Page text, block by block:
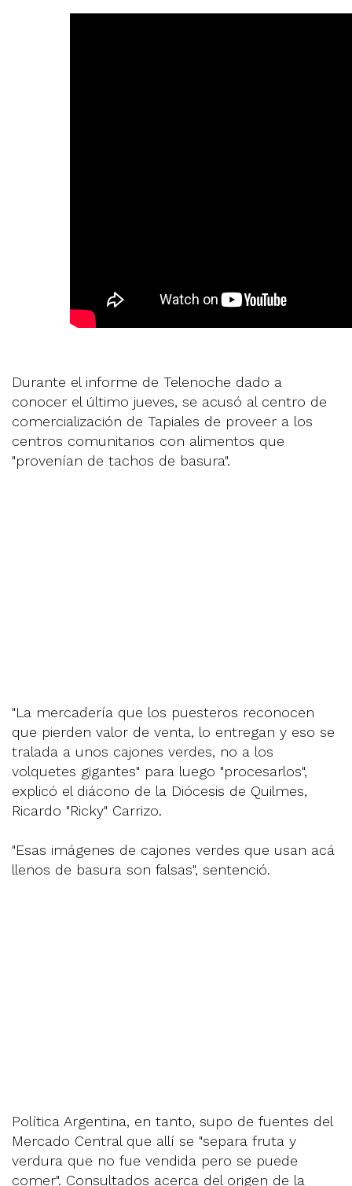
Durante el informe de Telenoche dado a
conocer el último jueves, se acusó al centro de
comercialización de Tapiales de proveer a los
centros comunitarios con alimentos que
"provenían de tachos de basura".
"La mercadería que los puesteros reconocen
que pierden valor de venta, lo entregan y eso se
tralada a unos cajones verdes, no a los
volquetes gigantes" para luego "procesarlos",
explicó el diácono de la Diócesis de Quilmes,
Ricardo "Ricky" Carrizo.
"Esas imágenes de cajones verdes que usan acá
llenos de basura son falsas", sentenció.
Política Argentina, en tanto, supo de fuentes del
Mercado Central que allí se "separa fruta y
verdura que no fue vendida pero se puede
comer". Consultados acerca del origen de la